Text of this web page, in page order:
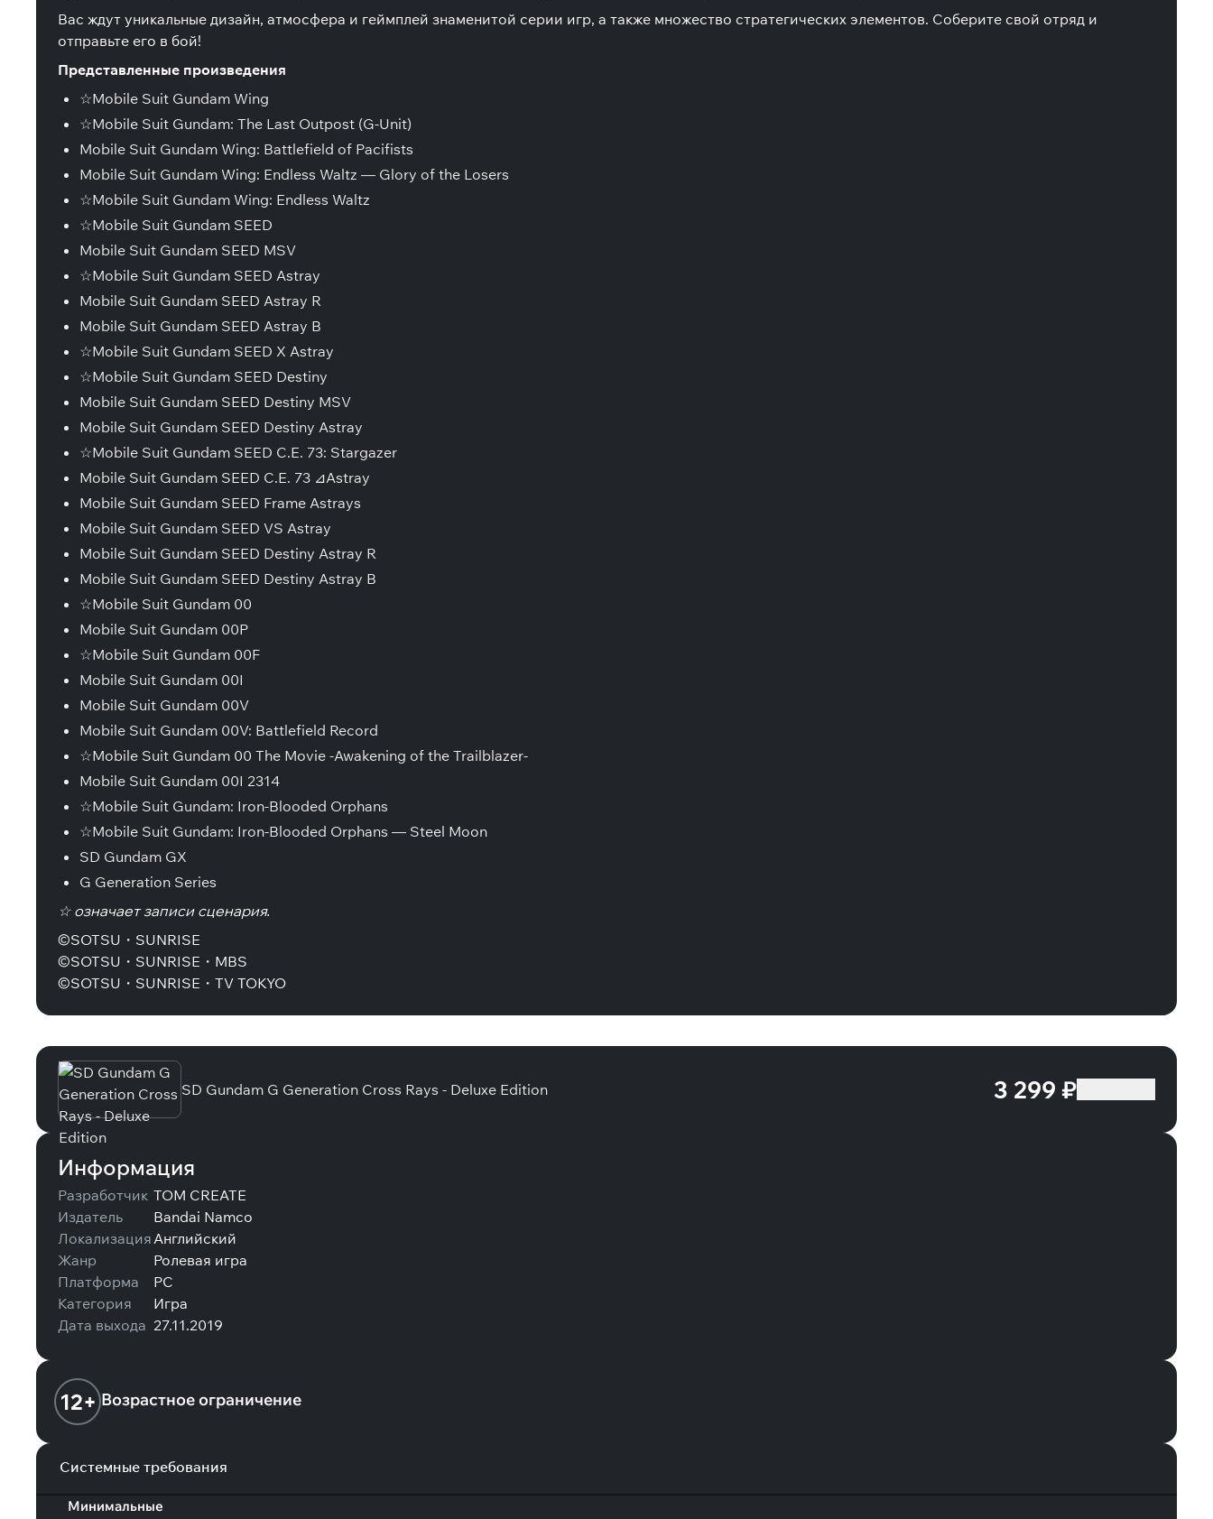
Вас ждут уникальные дизайн, атмосфера и геймплей знаменитой серии игр, а также множество стратегических элементов. Соберите свой отряд и
отправьте его в бой!
Представленные произведения
☆Mobile Suit Gundam Wing
☆Mobile Suit Gundam: The Last Outpost (G-Unit)
Mobile Suit Gundam Wing: Battlefield of Pacifists
Mobile Suit Gundam Wing: Endless Waltz — Glory of the Losers
☆Mobile Suit Gundam Wing: Endless Waltz
☆Mobile Suit Gundam SEED
Mobile Suit Gundam SEED MSV
☆Mobile Suit Gundam SEED Astray
Mobile Suit Gundam SEED Astray R
Mobile Suit Gundam SEED Astray B
☆Mobile Suit Gundam SEED X Astray
☆Mobile Suit Gundam SEED Destiny
Mobile Suit Gundam SEED Destiny MSV
Mobile Suit Gundam SEED Destiny Astray
☆Mobile Suit Gundam SEED C.E. 73: Stargazer
Mobile Suit Gundam SEED C.E. 73 ⊿Astray
Mobile Suit Gundam SEED Frame Astrays
Mobile Suit Gundam SEED VS Astray
Mobile Suit Gundam SEED Destiny Astray R
Mobile Suit Gundam SEED Destiny Astray B
☆Mobile Suit Gundam 00
Mobile Suit Gundam 00P
☆Mobile Suit Gundam 00F
Mobile Suit Gundam 00I
Mobile Suit Gundam 00V
Mobile Suit Gundam 00V: Battlefield Record
☆Mobile Suit Gundam 00 The Movie -Awakening of the Trailblazer-
Mobile Suit Gundam 00I 2314
☆Mobile Suit Gundam: Iron-Blooded Orphans
☆Mobile Suit Gundam: Iron-Blooded Orphans — Steel Moon
SD Gundam GX
G Generation Series
☆ означает записи сценария.
©SOTSU・SUNRISE
©SOTSU・SUNRISE・MBS
©SOTSU・SUNRISE・TV TOKYO
SD Gundam G Generation Cross Rays - Deluxe Edition 3 299 ₽
Информация
Разработчик TOM CREATE
Издатель
Bandai Namco
ЛокализацияАнглийский
Жанр
Ролевая игра
Платформа
PC
Категория
Игра
Дата выхода 27.11.2019
12+ Возрастное ограничение
Системные требования
Минимальные